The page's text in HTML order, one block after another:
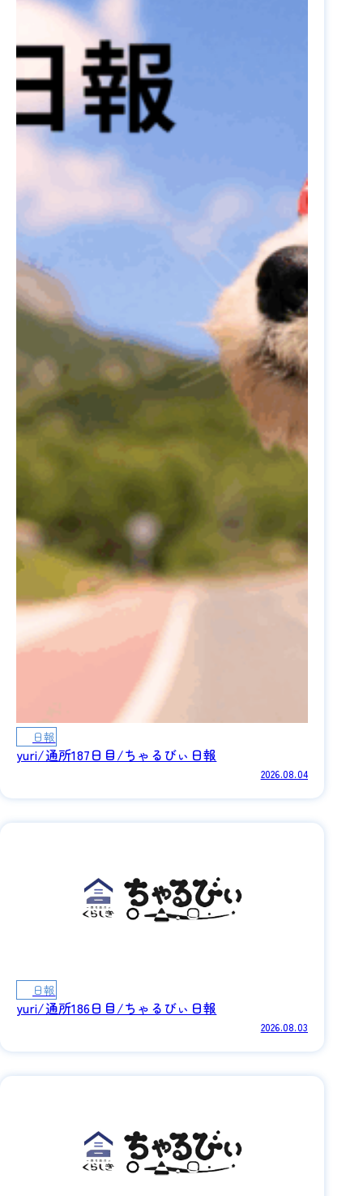
yuri/通所187日目/ちゃるびぃ日報
日報
2026.08.04
yuri/通所186日目/ちゃるびぃ日報
日報
2026.08.03